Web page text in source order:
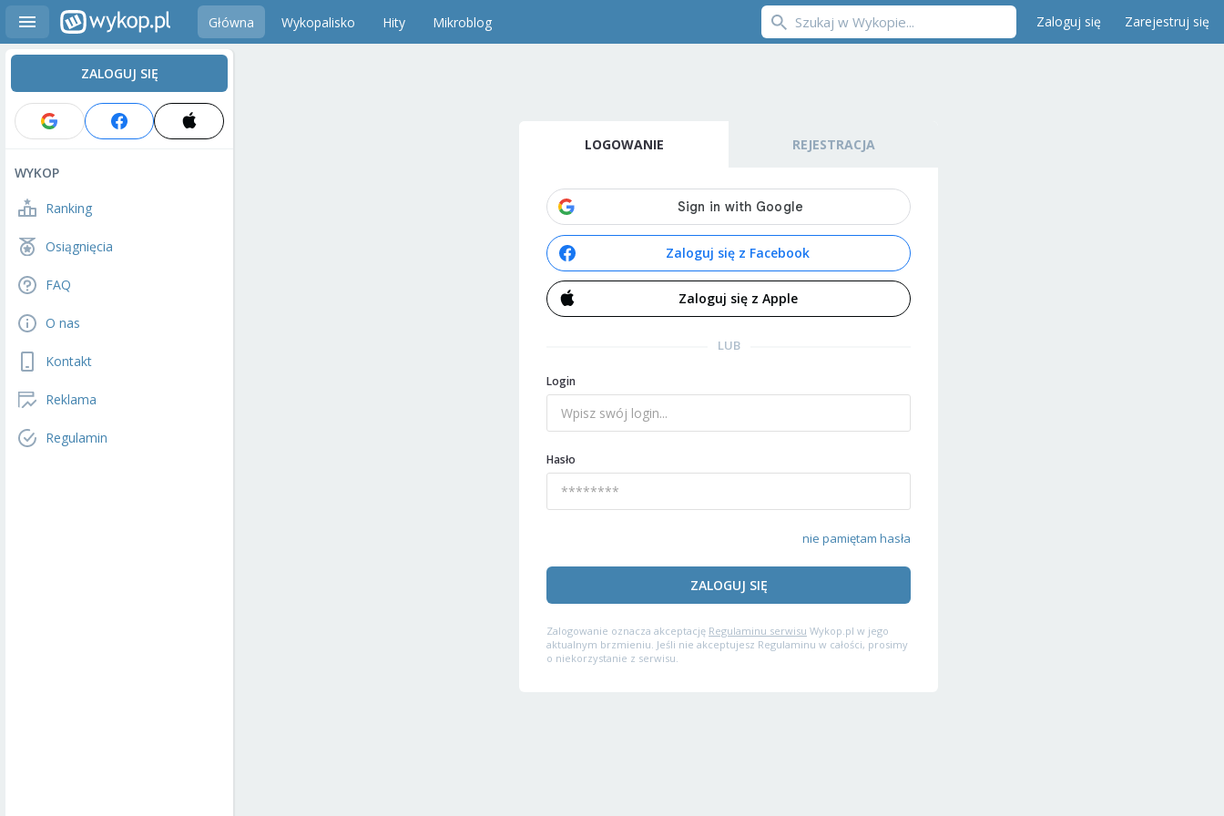
Główna Wykopalisko Hity Mikroblog Zaloguj się Zarejestruj się
ZALOGUJ SIĘ
WYKOP
Ranking
Osiągnięcia
FAQ
O nas
Kontakt
Reklama
Regulamin
LOGOWANIE REJESTRACJA
Zaloguj się z Facebook
Zaloguj się z Apple
LUB
Login
Hasło
nie pamiętam hasła
ZALOGUJ SIĘ
Zalogowanie oznacza akceptację Regulaminu serwisu Wykop.pl w jego
aktualnym brzmieniu. Jeśli nie akceptujesz Regulaminu w całości, prosimy
o niekorzystanie z serwisu.